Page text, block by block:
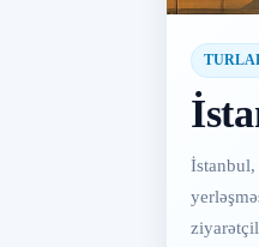
İstanbul,